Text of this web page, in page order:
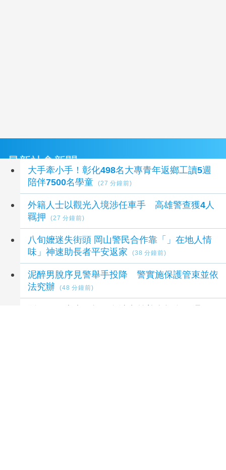
最新社會新聞
大手牽小手！彰化498名大專青年返鄉工讀5週
陪伴7500名學童
(27 分鐘前)
外籍人士以觀光入境涉任車手 高雄警查獲4人
羈押
(27 分鐘前)
八旬嬤迷失街頭 岡山警民合作靠「」在地人情
味」神速助長者平安返家
(38 分鐘前)
泥醉男脫序見警舉手投降 警實施保護管束並依
法究辦
(48 分鐘前)